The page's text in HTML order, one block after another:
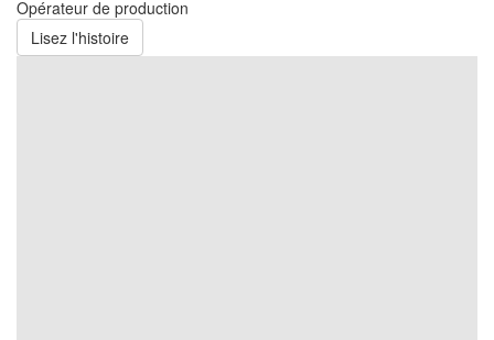
Opérateur de production
Lisez l'histoire